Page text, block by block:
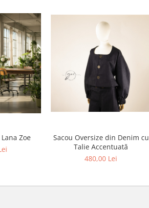
Zoe
Sacou Oversize din Denim cu
Talie Accentuată
480,00 Lei